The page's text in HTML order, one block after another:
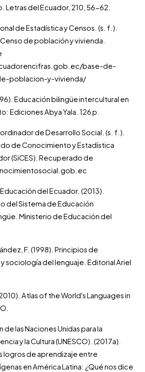
Letras del Ecuador, 210, 56-62.
de Estadística y Censos. (s. f.).
de población y vivienda.
base-de-
poblacion-y-vivienda/
Educación bilingüe intercultural en
Ediciones Abya Yala. 126 p.
de Desarrollo Social. (s. f.).
de Conocimiento y Estadística
(SiCES). Recuperado de
del Ecuador. (2013).
del Sistema de Educación
Ministerio de Educación del
F. (1998). Principios de
sociología del lenguaje. Editorial Ariel
Atlas of the World's Languages in
de las Naciones Unidas para la
y la Cultura (UNESCO). (2017a).
logros de aprendizaje entre
en América Latina: ¿Qué nos dice